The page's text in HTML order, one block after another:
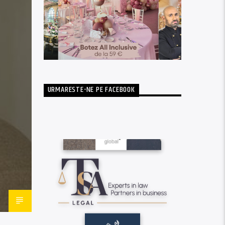
URMARESTE-NE PE FACEBOOK